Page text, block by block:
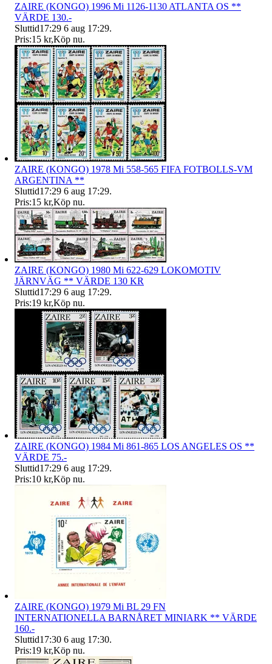
ZAIRE (KONGO) 1996 Mi 1126-1130 ATLANTA OS **
VÄRDE 130.-
Sluttid17:29 6 aug 17:29.
Pris:15 kr,Köp nu.
ZAIRE (KONGO) 1978 Mi 558-565 FIFA FOTBOLLS-VM
ARGENTINA **
Sluttid17:29 6 aug 17:29.
Pris:15 kr,Köp nu.
ZAIRE (KONGO) 1980 Mi 622-629 LOKOMOTIV
JÄRNVÄG ** VÄRDE 130 KR
Sluttid17:29 6 aug 17:29.
Pris:19 kr,Köp nu.
ZAIRE (KONGO) 1984 Mi 861-865 LOS ANGELES OS **
VÄRDE 75.-
Sluttid17:29 6 aug 17:29.
Pris:10 kr,Köp nu.
ZAIRE (KONGO) 1979 Mi BL 29 FN
INTERNATIONELLA BARNÅRET MINIARK ** VÄRDE
160.-
Sluttid17:30 6 aug 17:30.
Pris:19 kr,Köp nu.